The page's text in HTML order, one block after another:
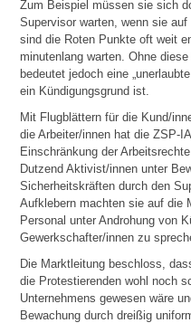
Zum Beispiel müssen sie sich
Supervisor warten, wenn sie
sind die Roten Punkte oft weit
minutenlang warten. Ohne
bedeutet jedoch eine
ein Kündigungsgrund ist.
Mit Flugblättern für die Kund/
die Arbeiter/innen hat die ZSP-
Einschränkung der
Dutzend Aktivist/innen unter
Sicherheitskräften durch den
Aufklebern machten sie auf die
Personal unter Androhung von
Gewerkschafter/innen zu
Die Marktleitung beschloss,
die Protestierenden wohl noch
Unternehmens gewesen wäre
Bewachung durch dreißig